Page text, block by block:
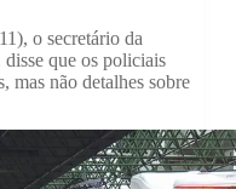
o secretário da
que os policiais
mas não detalhes sobre